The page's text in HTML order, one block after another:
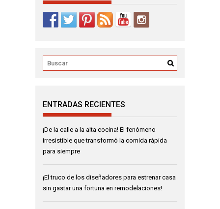
ENTRADAS RECIENTES
¡De la calle a la alta cocina! El fenómeno
irresistible que transformó la comida rápida
para siempre
¡El truco de los diseñadores para estrenar casa
sin gastar una fortuna en remodelaciones!